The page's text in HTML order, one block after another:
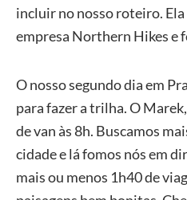
incluir no nosso roteiro.
empresa Northern Hikes e
O nosso segundo dia em
para fazer a trilha. O
de van às 8h. Buscamos
cidade e lá fomos nós em
mais ou menos 1h40 de